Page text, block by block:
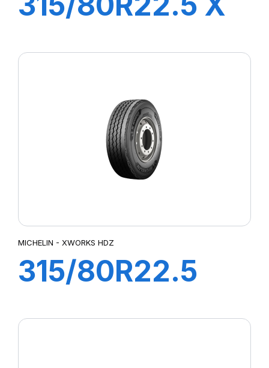
MICHELIN - XWORKS HDZ
315/80R22.5